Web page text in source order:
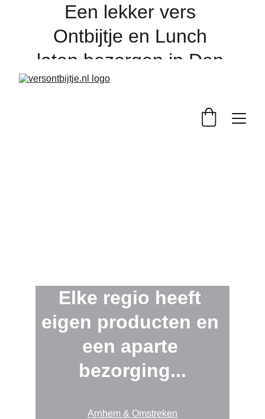
Een lekker vers
Ontbijtje en Lunch
laten bezorgen in Den
Bosch en de regio,
dagelijks voor 16:00
Elke regio heeft
eigen producten en
een aparte
bezorging...
Arnhem & Omstreken